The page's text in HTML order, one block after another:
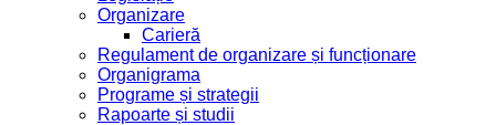
Organizare
Carieră
Regulament de organizare și funcționare
Organigrama
Programe și strategii
Rapoarte și studii